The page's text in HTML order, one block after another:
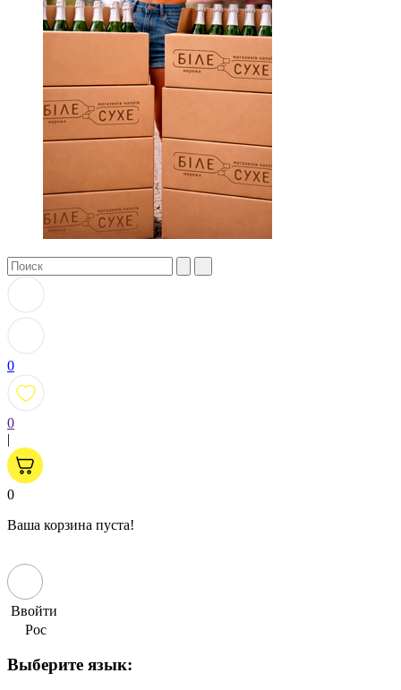
0
0
|
0
Ваша корзина пуста!
Ввойти
Рос
Выберите язык: